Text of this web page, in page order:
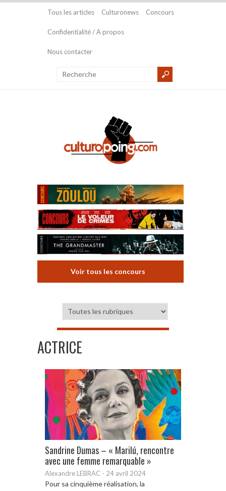
Tous les articles Culturonews Concours
Confidentialité / A propos
Nous contacter
Voir tous les concours
ACTRICE
Sandrine Dumas – « Marilú, rencontre
avec une femme remarquable »
Alexandre LEBRAC - 24 avril 2024
Pour sa cinquième réalisation, la